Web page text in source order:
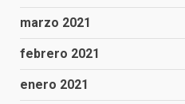
marzo 2021
febrero 2021
enero 2021